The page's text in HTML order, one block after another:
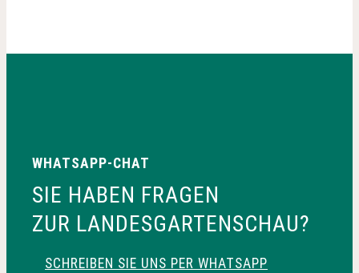
WHATSAPP-CHAT
SIE HABEN FRAGEN
ZUR LANDESGARTENSCHAU?
SCHREIBEN SIE UNS PER WHATSAPP